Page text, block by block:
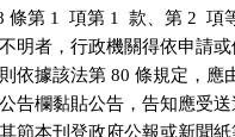
條第 1  項第 1  款、第 2  項
明者，行政機關得依申請
依據該法第 80 條規定，應
告欄黏貼公告，告知應受
節本刊登政府公報或新聞